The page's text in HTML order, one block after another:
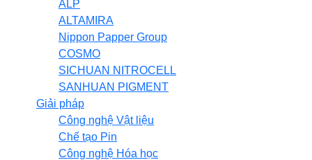
ALP
ALTAMIRA
Nippon Papper Group
COSMO
SICHUAN NITROCELL
SANHUAN PIGMENT
Giải pháp
Công nghệ Vật liệu
Chế tạo Pin
Công nghệ Hóa học